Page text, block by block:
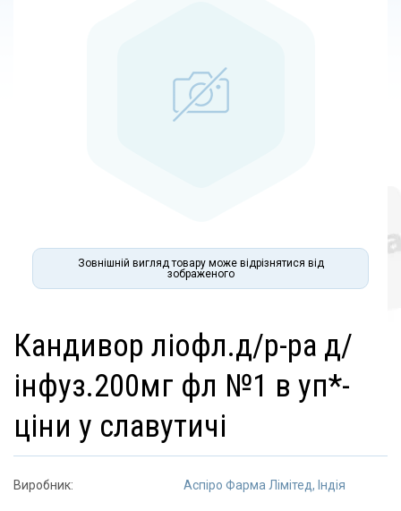
Зовнішній вигляд товару може відрізнятися від
зображеного
кандивор ліофл.д/р-ра д/
інфуз.200мг фл №1 в уп*-
ціни у славутичі
Виробник: Аспіро Фарма Лімітед, Індія